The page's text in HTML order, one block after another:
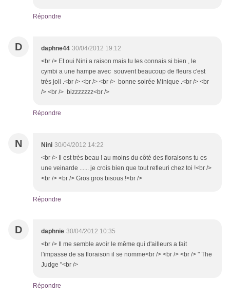
Répondre
D daphne44 30/04/2012 19:12
<br /> Et oui Nini a raison mais tu les connais si bien , le
cymbi a une hampe avec souvent beaucoup de fleurs c'est
très joli .<br /> <br /> <br /> bonne soirée Minique .<br /> <br
/> <br /> bizzzzzzz<br />
Répondre
N Nini 30/04/2012 14:22
<br /> Il est très beau ! au moins du côté des floraisons tu es
une veinarde ...... je crois bien que tout refleuri chez toi !<br />
<br /> <br /> Gros gros bisous !<br />
Répondre
D daphnie 30/04/2012 10:35
<br /> Il me semble avoir le même qui d'ailleurs a fait
l'impasse de sa floraison il se nomme<br /> <br /> <br /> " The
Judge "<br />
Répondre